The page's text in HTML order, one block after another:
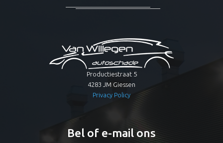
Productiestraat 5
4283 JM Giessen
Privacy Policy
Bel of e-mail ons